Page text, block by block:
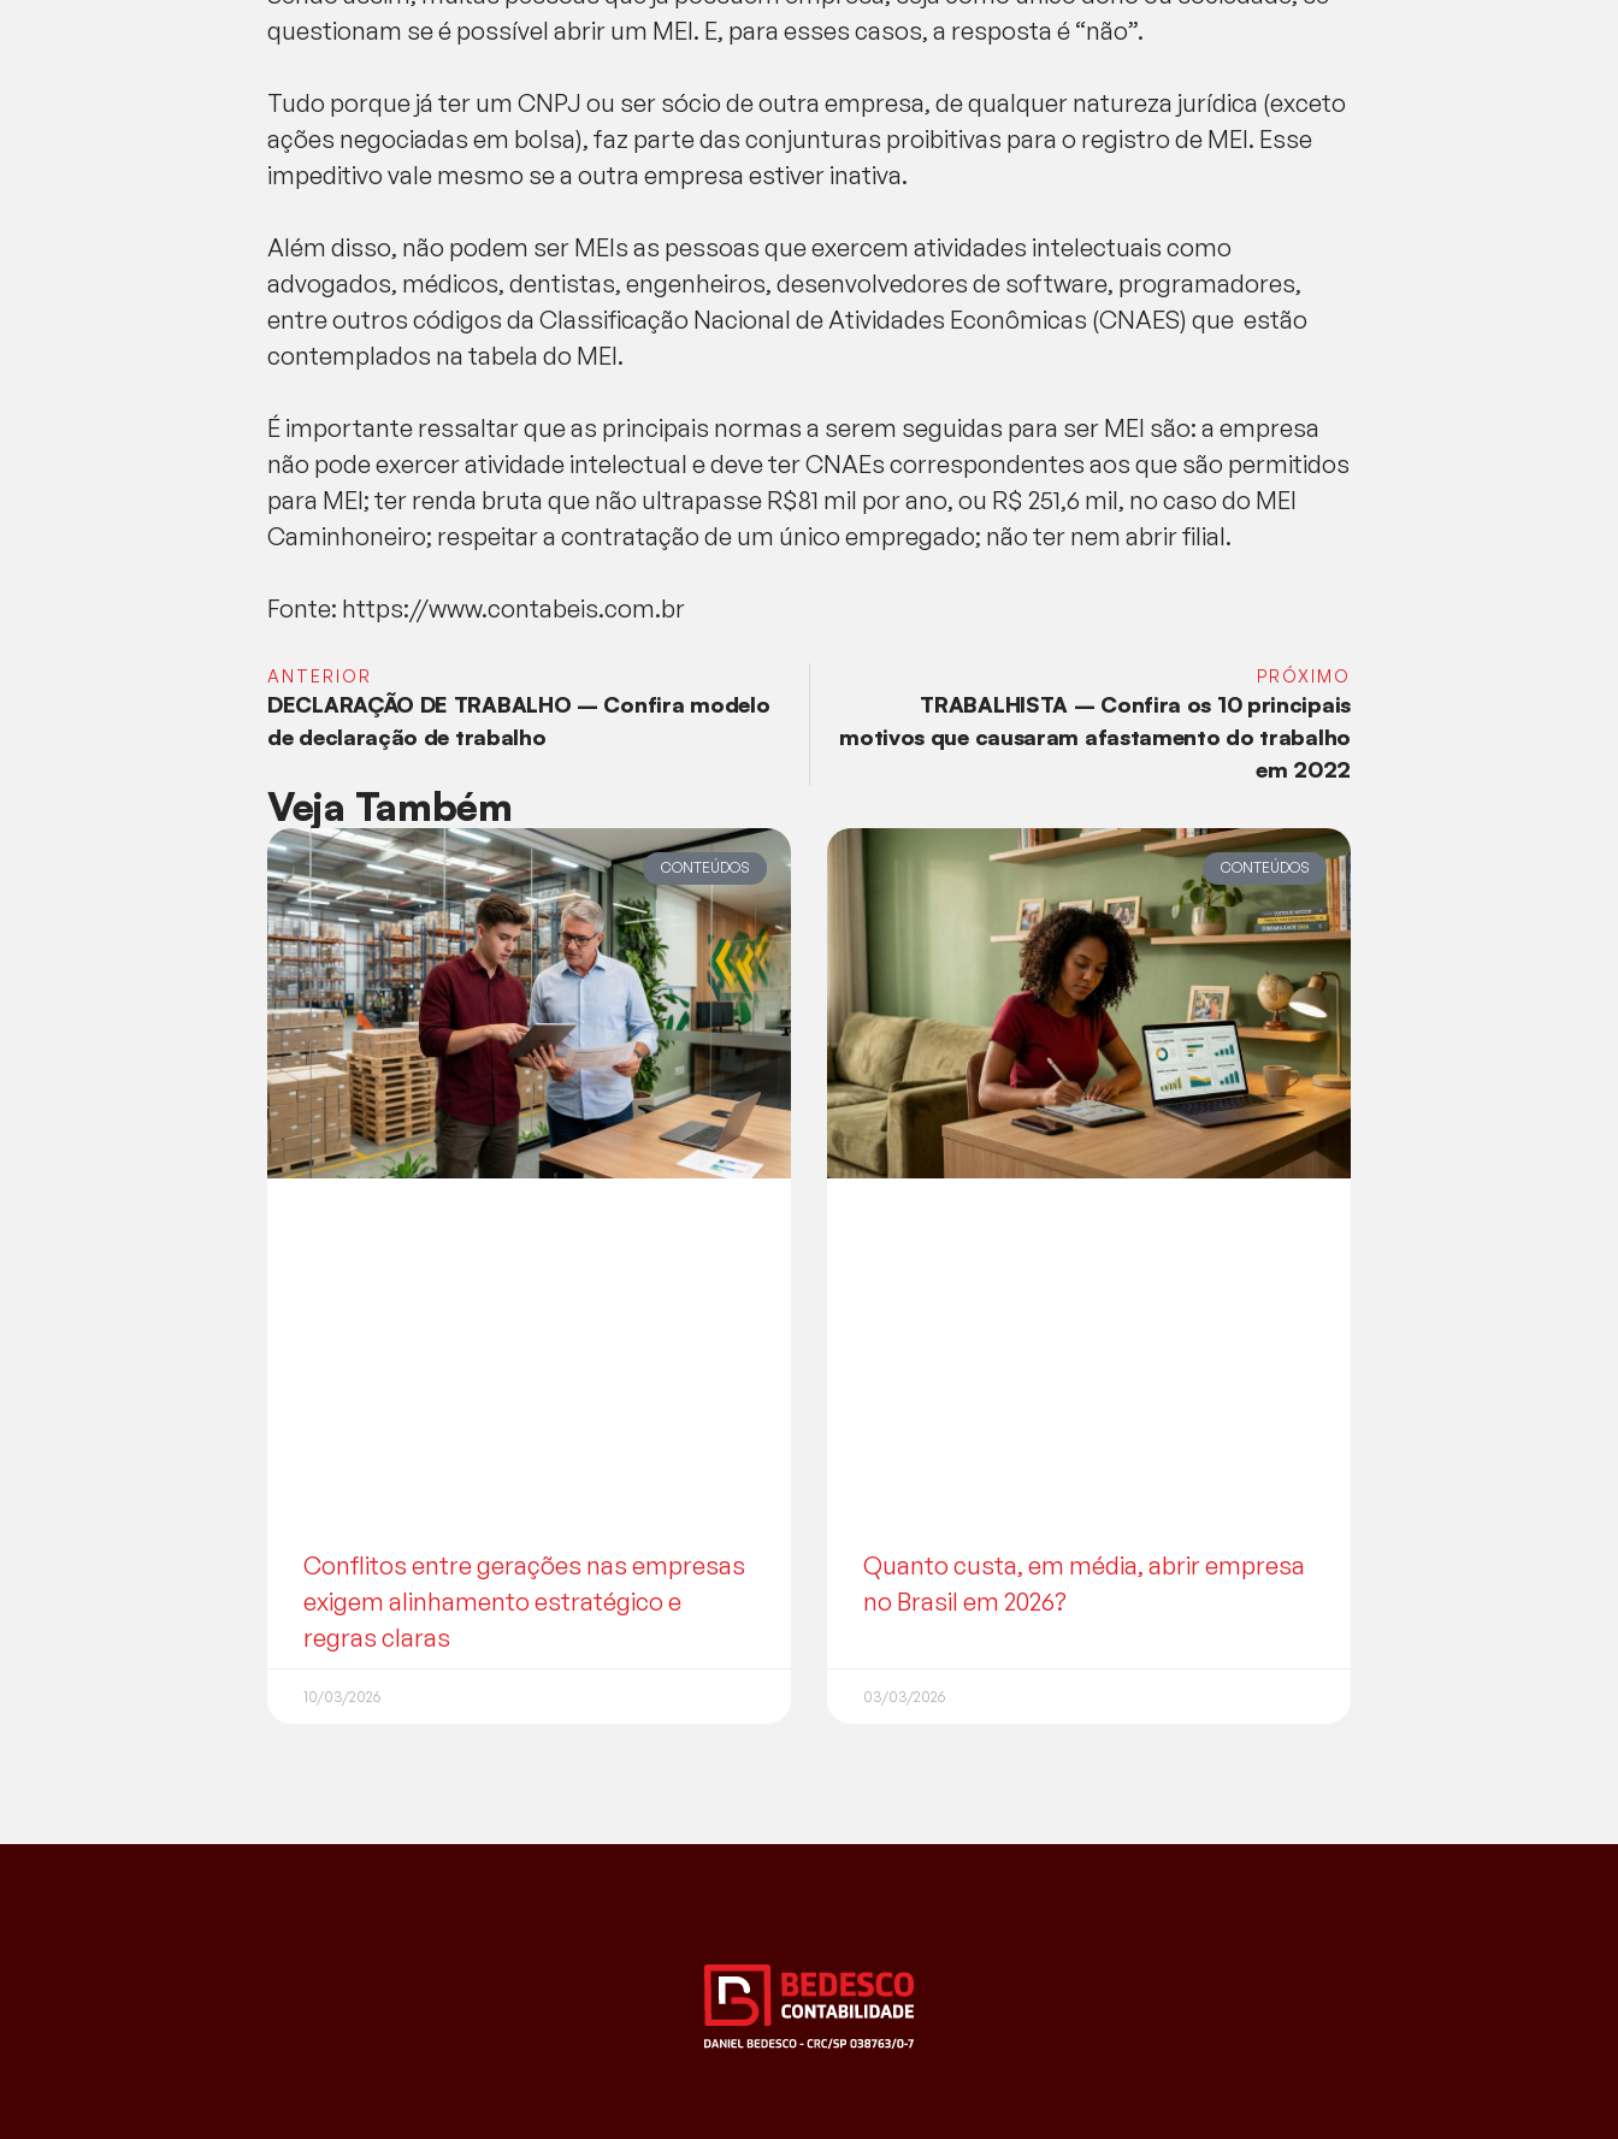
questionam se é possível abrir um MEI. E, para esses casos, a resposta é “não”.
Tudo porque já ter um CNPJ ou ser sócio de outra empresa, de qualquer natureza jurídica (exceto
ações negociadas em bolsa), faz parte das conjunturas proibitivas para o registro de MEI. Esse
impeditivo vale mesmo se a outra empresa estiver inativa.
Além disso, não podem ser MEIs as pessoas que exercem atividades intelectuais como
advogados, médicos, dentistas, engenheiros, desenvolvedores de software, programadores,
entre outros códigos da Classificação Nacional de Atividades Econômicas (CNAES) que estão
contemplados na tabela do MEI.
É importante ressaltar que as principais normas a serem seguidas para ser MEI são: a empresa
não pode exercer atividade intelectual e deve ter CNAEs correspondentes aos que são permitidos
para MEI; ter renda bruta que não ultrapasse R$81 mil por ano, ou R$ 251,6 mil, no caso do MEI
Caminhoneiro; respeitar a contratação de um único empregado; não ter nem abrir filial.
Fonte: https://www.contabeis.com.br
ANTERIOR
DECLARAÇÃO DE TRABALHO – Confira modelo
de declaração de trabalho
PRÓXIMO
TRABALHISTA – Confira os 10 principais
motivos que causaram afastamento do trabalho
em 2022
Veja Também
CONTEÚDOS
Conflitos entre gerações nas empresas
exigem alinhamento estratégico e
regras claras
10/03/2026
CONTEÚDOS
Quanto custa, em média, abrir empresa
no Brasil em 2026?
03/03/2026